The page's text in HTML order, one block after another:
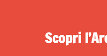
Scopri